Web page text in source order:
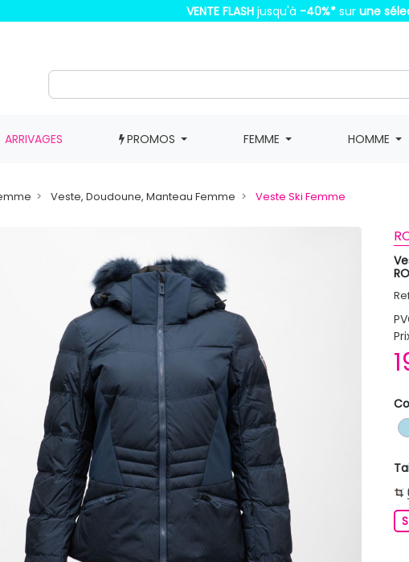
VENTE FLASH jusqu'à -40%* sur une
ARRIVAGES PROMOS FEMME HOMME
Veste, Doudoune, Manteau Femme Veste Ski Femme
SS